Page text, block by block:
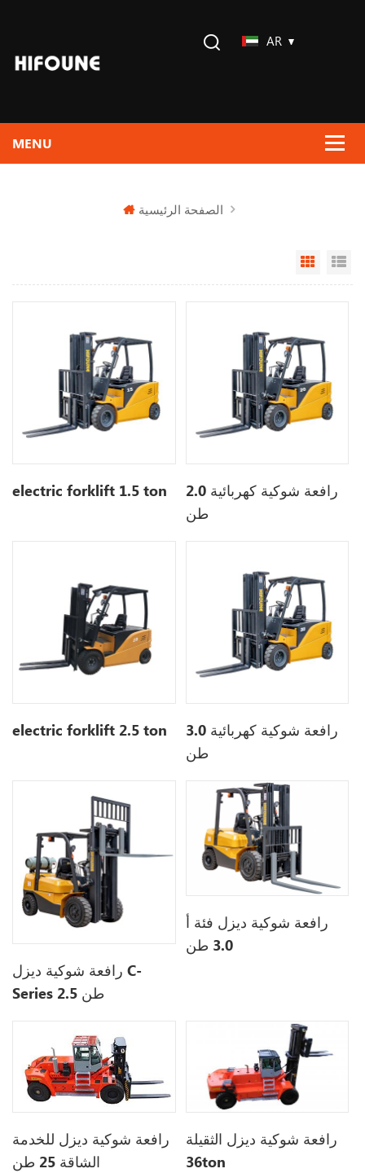
AR
الصفحة الرئيسية
Grid
electric forklift 1.5 ton
رافعة شوكية كهربائية 2.0
طن
electric forklift 2.5 ton
رافعة شوكية كهربائية 3.0
طن
رافعة شوكية ديزل C-
Series 2.5 طن
رافعة شوكية ديزل فئة أ
3.0 طن
رافعة شوكية ديزل للخدمة
الشاقة 25 طن
رافعة شوكية ديزل الثقيلة
36ton